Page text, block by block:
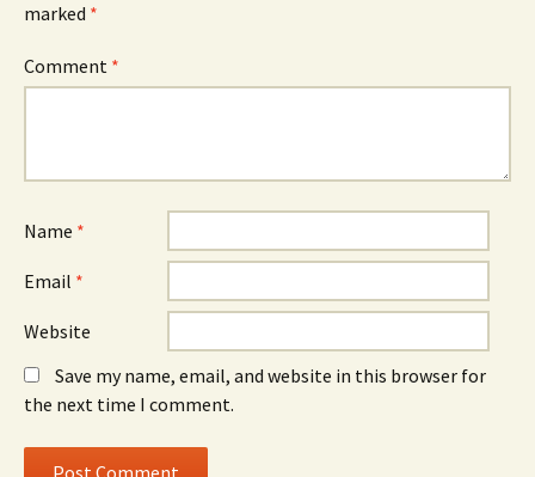
marked *
Comment *
Name *
Email *
Website
Save my name, email, and website in this browser for
the next time I comment.